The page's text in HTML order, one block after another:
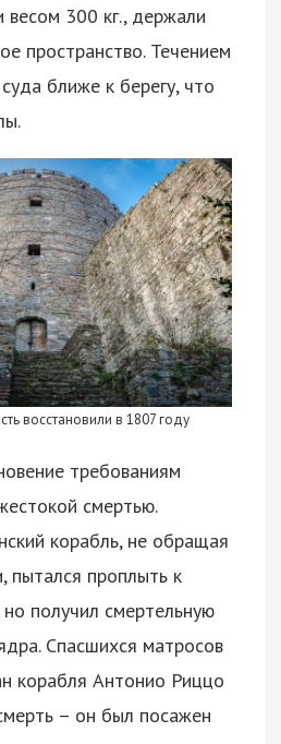
300 кг., держали
пространство. Течением
ближе к берегу, что
восстановили в 1807 году
требованиям
смертью.
корабль, не обращая
пытался проплыть к
получил смертельную
Спасшихся матросов
корабля Антонио Риццо
– он был посажен